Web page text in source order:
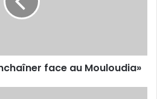
face au Mouloudia»